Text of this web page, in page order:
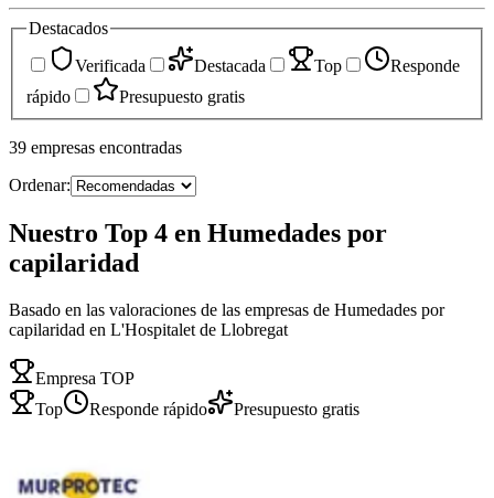
Destacados
Verificada
Destacada Top
Responde
rápido
Presupuesto gratis
39 empresas encontradas
Ordenar:
Nuestro Top 4 en Humedades por
capilaridad
Basado en las valoraciones de las empresas de Humedades por
capilaridad en L'Hospitalet de Llobregat
Empresa TOP
Top
Responde rápido Presupuesto gratis